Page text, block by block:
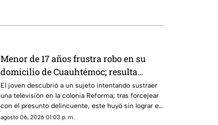
Menor de 17 años frustra robo en su
domicilio de Cuauhtémoc; resulta
herido de la mano
El joven descubrió a un sujeto intentando sustraer
una televisión en la colonia Reforma; tras forcejear
con el presunto delincuente, este huyó sin lograr el
cometido.
agosto 06, 2026 01:03 p. m.